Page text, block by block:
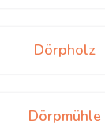
Dörpholz
Dörpmühle